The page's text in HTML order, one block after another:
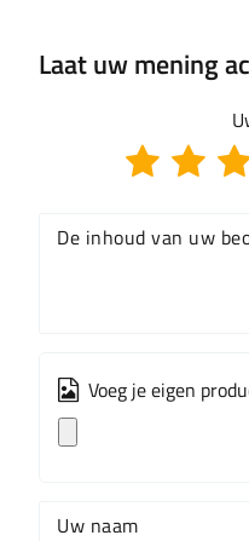
Laat uw mening
De inhoud van uw
Voeg je eigen
Uw naam